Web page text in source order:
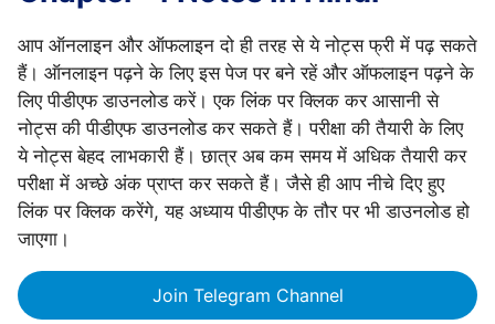
आप ऑनलाइन और ऑफलाइन दो ही तरह से ये नोट्स फ्री में पढ़ सकते
हैं। ऑनलाइन पढ़ने के लिए इस पेज पर बने रहें और ऑफलाइन पढ़ने के
लिए पीडीएफ डाउनलोड करें। एक लिंक पर क्लिक कर आसानी से
नोट्स की पीडीएफ डाउनलोड कर सकते हैं। परीक्षा की तैयारी के लिए
ये नोट्स बेहद लाभकारी हैं। छात्र अब कम समय में अधिक तैयारी कर
परीक्षा में अच्छे अंक प्राप्त कर सकते हैं। जैसे ही आप नीचे दिए हुए
लिंक पर क्लिक करेंगे, यह अध्याय पीडीएफ के तौर पर भी डाउनलोड हो
जाएगा।
Join Telegram Channel